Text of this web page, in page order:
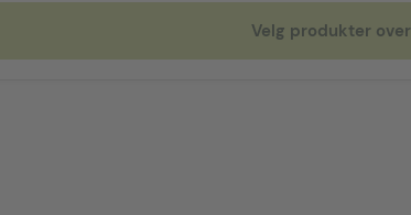
Velg produkter over